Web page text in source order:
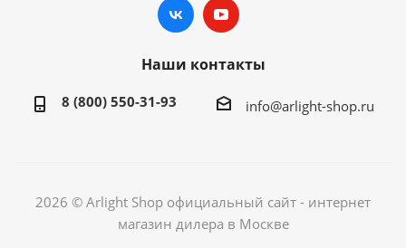
Наши контакты
8 (800) 550-31-93 info@arlight-shop.ru
2026 © Arlight Shop официальный сайт - интернет
магазин дилера в Москве